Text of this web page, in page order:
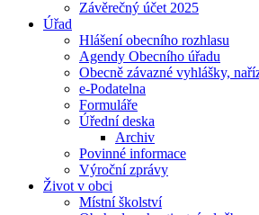
Závěrečný účet 2025
Úřad
Hlášení obecního rozhlasu
Agendy Obecního úřadu
Obecně závazné vyhlášky,
e-Podatelna
Formuláře
Úřední deska
Archiv
Povinné informace
Výroční zprávy
Život v obci
Místní školství